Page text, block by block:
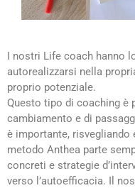
I nostri Life coach hanno
autorealizzarsi nella
proprio potenziale.
Questo tipo di coaching è
cambiamento e di
è importante, risvegliando
metodo Anthea parte
concreti e strategie
verso l’autoefficacia. Il